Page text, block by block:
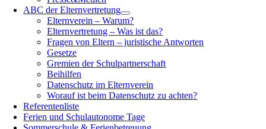
ABC der Elternvertretung
Elternverein – Warum?
Elternvertretung – Was ist das?
Fragen von Eltern – juristische Antworten
Gesetze
Gremien der Schulpartnerschaft
Beihilfen
Datenschutz im Elternverein
Worauf ist beim Datenschutz zu achten?
Referentenliste
Ferien und Schulautonome Tage